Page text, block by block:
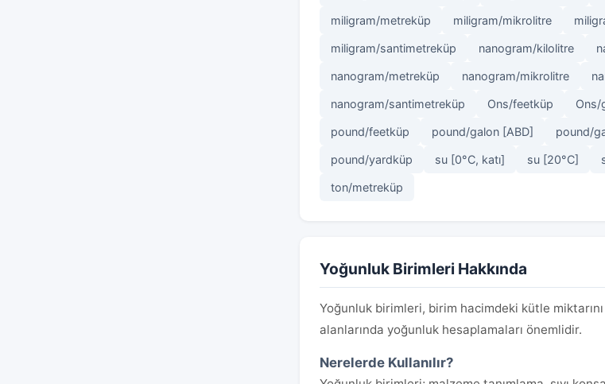
miligram/metreküp miligram/mikrolitre
miligram/santimetreküp nanogram/kilolitre
nanogram/metreküp nanogram/mikrolitre
nanogram/santimetreküp Ons/feetküp Ons/
pound/feetküp pound/galon [ABD] pound/
pound/yardküp su [0°C, katı] su [20°C]
ton/metreküp
Yoğunluk Birimleri Hakkında
Yoğunluk birimleri, birim hacimdeki kütle
alanlarında yoğunluk hesaplamaları önemlidir.
Nerelerde Kullanılır?